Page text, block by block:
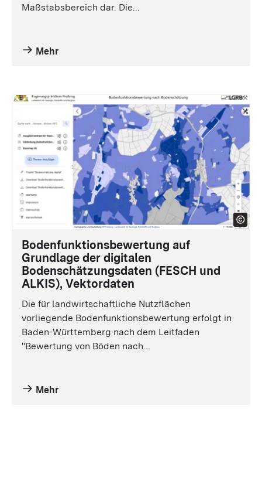
Maßstabsbereich dar. Die...
Mehr
Bodenfunktionsbewertung auf
Grundlage der digitalen
Bodenschätzungsdaten (FESCH und
ALKIS), Vektordaten
Die für landwirtschaftliche Nutzflächen
vorliegende Bodenfunktionsbewertung erfolgt in
Baden-Württemberg nach dem Leitfaden
"Bewertung von Böden nach...
Mehr